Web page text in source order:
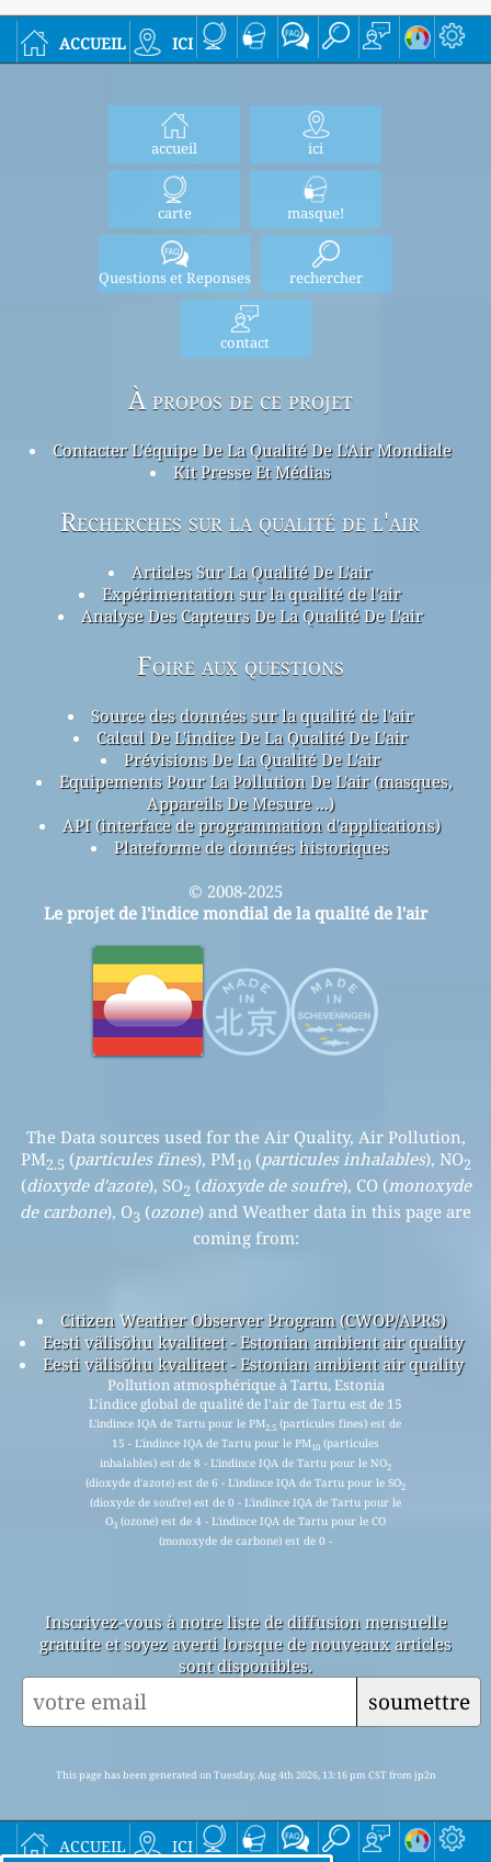
accueil ici
accueil ici
accueil ici
carte masque!
Questions et Reponses rechercher
contact
À propos de ce projet
Contacter L'équipe De La Qualité De L'Air Mondiale
Kit Presse Et Médias
Recherches sur la qualité de l'air
Articles Sur La Qualité De L'air
Expérimentation sur la qualité de l'air
Analyse Des Capteurs De La Qualité De L'air
Foire aux questions
Source des données sur la qualité de l'air
Calcul De L'indice De La Qualité De L'air
Prévisions De La Qualité De L'air
Equipements Pour La Pollution De L'air (masques,
Appareils De Mesure ...)
API (interface de programmation d'applications)
Plateforme de données historiques
© 2008-2025
Le projet de l'indice mondial de la qualité de l'air
The Data sources used for the Air Quality, Air Pollution,
PM2.5 (particules fines), PM10(particules inhalables), NO2
(dioxyde d'azote), SO2 (dioxyde de soufre), CO (monoxyde
de carbone), O3 (ozone) and Weather data in this page are
coming from:
Citizen Weather Observer Program (CWOP/APRS)
Eesti välisõhu kvaliteet - Estonian ambient air quality
Eesti välisõhu kvaliteet - Estonian ambient air quality
Pollution atmosphérique à Tartu, Estonia
L'indice global de qualité de l'air de Tartu est de 15
L'indince IQA de Tartu pour le PM2.5 (particules fines) est de
15 - L'indince IQA de Tartu pour le PM10(particules
inhalables) est de 8 - L'indince IQA de Tartu pour le NO2
(dioxyde d'azote) est de 6 - L'indince IQA de Tartu pour le SO2
(dioxyde de soufre) est de 0 - L'indince IQA de Tartu pour le
O3(ozone) est de 4 - L'indince IQA de Tartu pour le CO
(monoxyde de carbone) est de 0 -
Inscrivez-vous à notre liste de diffusion mensuelle
gratuite et soyez averti lorsque de nouveaux articles
sont disponibles.
soumettre
This page has been generated on Tuesday, Aug 4th 2026, 13:16 pm CST from jp2n